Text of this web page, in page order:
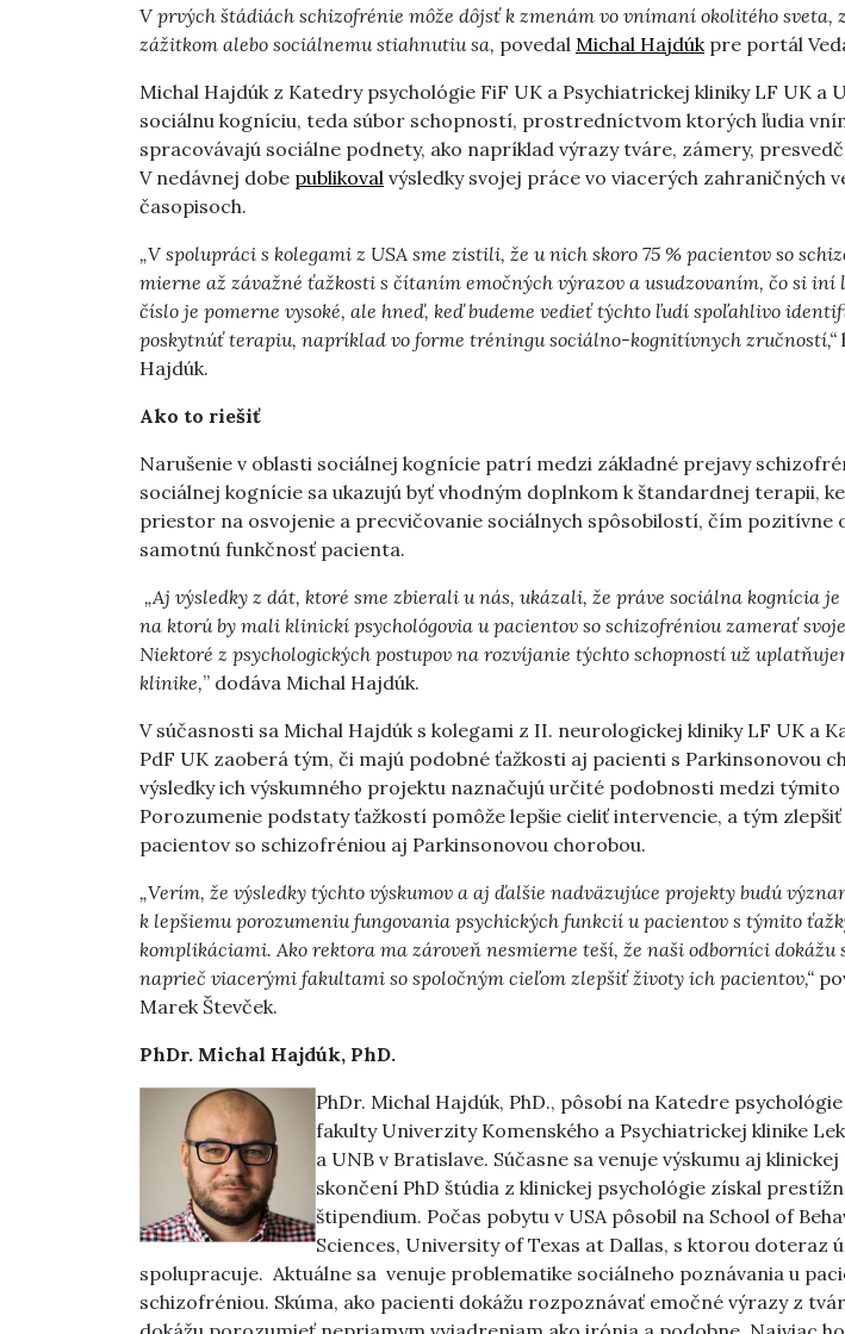
V prvých štádiách schizofrénie môže dôjsť k zmenám vo vnímaní okolitého sveta,
zážitkom alebo sociálnemu stiahnutiu sa, povedal Michal Hajdúkpre portál
Michal Hajdúk z Katedry psychológie FiF UK a Psychiatrickej kliniky LF UK a
sociálnu kogníciu, teda súbor schopností, prostredníctvom ktorých ľudia
spracovávajú sociálne podnety, ako napríklad výrazy tváre, zámery,
V nedávnej dobe publikoval výsledky svojej práce vo viacerých zahraničných
časopisoch.
„V spolupráci s kolegami z USA sme zistili, že u nich skoro 75 % pacientov so
mierne až závažné ťažkosti s čítaním emočných výrazov a usudzovaním, čo si iní
číslo je pomerne vysoké, ale hneď, keď budeme vedieť týchto ľudí spoľahlivo
poskytnúť terapiu, napríklad vo forme tréningu sociálno-kognitívnych zručností,“
Hajdúk.
Ako to riešiť
Narušenie v oblasti sociálnej kognície patrí medzi základné prejavy
sociálnej kognície sa ukazujú byť vhodným doplnkom k štandardnej terapii,
priestor na osvojenie a precvičovanie sociálnych spôsobilostí, čím pozitívne
samotnú funkčnosť pacienta.
„Aj výsledky z dát, ktoré sme zbierali u nás, ukázali, že práve sociálna kognícia je
na ktorú by mali klinickí psychológovia u pacientov so schizofréniou zamerať
Niektoré z psychologických postupov na rozvíjanie týchto schopností už
klinike,” dodáva Michal Hajdúk.
V súčasnosti sa Michal Hajdúk s kolegami z II. neurologickej kliniky LF UK a
PdF UK zaoberá tým, či majú podobné ťažkosti aj pacienti s Parkinsonovou
výsledky ich výskumného projektu naznačujú určité podobnosti medzi
Porozumenie podstaty ťažkostí pomôže lepšie cieliť intervencie, a tým
pacientov so schizofréniou aj Parkinsonovou chorobou.
„Verím, že výsledky týchto výskumov a aj ďalšie nadväzujúce projekty budú
k lepšiemu porozumeniu fungovania psychických funkcií u pacientov s týmito
komplikáciami. Ako rektora ma zároveň nesmierne teší, že naši odborníci dokážu
naprieč viacerými fakultami so spoločným cieľom zlepšiť životy ich pacientov,“
Marek Števček.
PhDr. Michal Hajdúk, PhD.
PhDr. Michal Hajdúk, PhD., pôsobí na Katedre
fakulty Univerzity Komenského a Psychiatrickej klinike
a UNB v Bratislave. Súčasne sa venuje výskumu aj klinickej
skončení PhD štúdia z klinickej psychológie získal
štipendium. Počas pobytu v USA pôsobil na School of
Sciences, University of Texas at Dallas, s ktorou doteraz
spolupracuje. Aktuálne sa venuje problematike sociálneho poznávania u
schizofréniou. Skúma, ako pacienti dokážu rozpoznávať emočné výrazy z